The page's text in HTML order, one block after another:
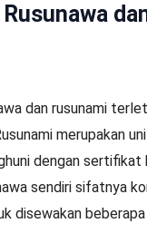
dan rusunami
merupakan
dengan sertifikat
sendiri sifatnya
disewakan